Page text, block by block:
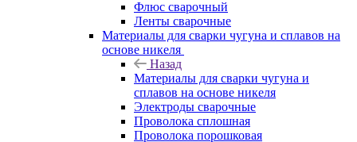
Флюс сварочный
Ленты сварочные
Материалы для сварки чугуна и сплавов на
основе никеля
Назад
Материалы для сварки чугуна и
сплавов на основе никеля
Электроды сварочные
Проволока сплошная
Проволока порошковая